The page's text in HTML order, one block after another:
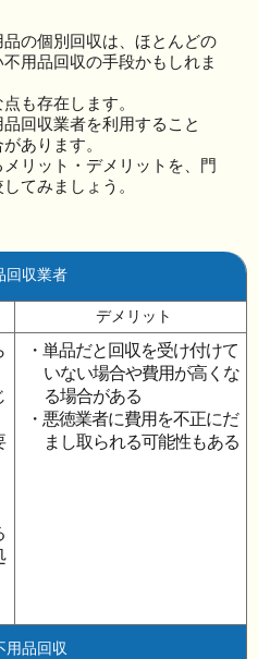
の個別回収は、ほとんどの
用品回収の手段かもしれま
も存在します。
回収業者を利用すること
あります。
リット・デメリットを、門
てみましょう。
回収業者
デメリット
・単品だと回収を受け付けて
いない場合や費用が高くな
る場合がある
・悪徳業者に費用を不正にだ
まし取られる可能性もある
用品回収